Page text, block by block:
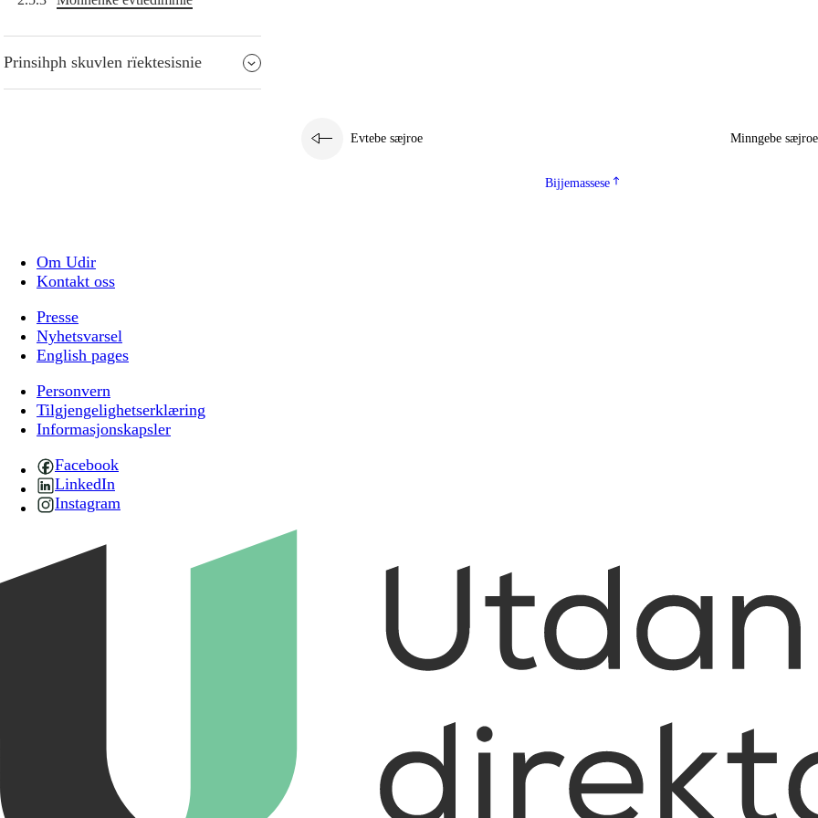
Prinsihph skuvlen rïektesisnie
Evtebe sæjroe Minngebe sæjroe
Bijjemassese
Om Udir
Kontakt oss
Presse
Nyhetsvarsel
English pages
Personvern
Tilgjengelighetserklæring
Informasjonskapsler
Facebook
LinkedIn
Instagram